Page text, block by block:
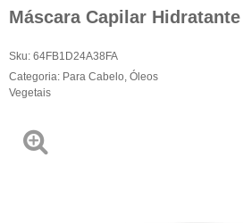
Máscara Capilar
Sku: 64FB1D24A38FA
Categoria: Para Cabelo Óleos
Vegetais